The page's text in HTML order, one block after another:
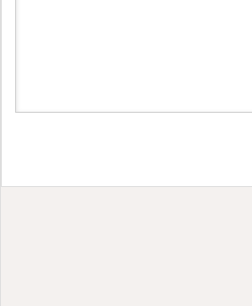
電子マネーが使えます
2026.04.09